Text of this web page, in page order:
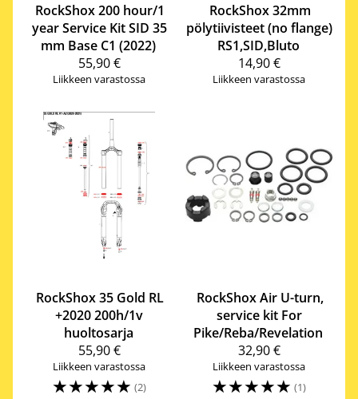
RockShox200 hour/1
year Service Kit SID 35
mm Base C1 (2022)
55,90 €
Liikkeen varastossa
RockShox 32mm
pölytiivisteet (no flange)
RS1,SID,Bluto
14,90 €
Liikkeen varastossa
RockShox35 Gold RL
+2020 200h/1v
huoltosarja
55,90 €
Liikkeen varastossa
☆☆☆☆☆ (2)
RockShox Air U-turn,
service kit For
Pike/Reba/Revelation
32,90 €
Liikkeen varastossa
☆☆☆☆☆ (1)